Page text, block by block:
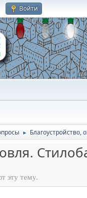
Войти
►
эту тему.